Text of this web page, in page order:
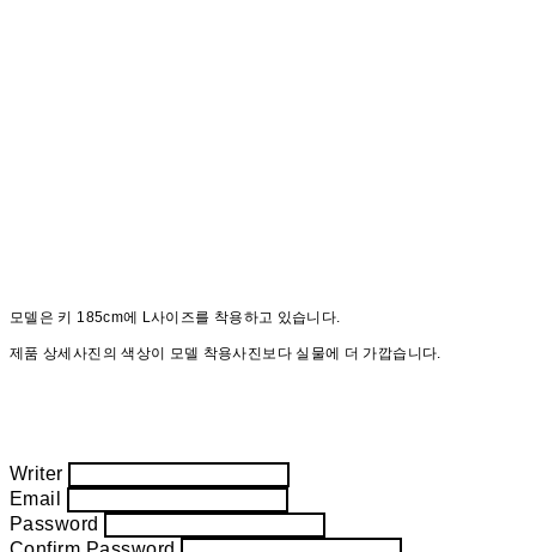
모델은 키 185cm에 L사이즈를 착용하고 있습니다.
제품 상세사진의 색상이 모델 착용사진보다 실물에 더 가깝습니다.
Writer
Email
Password